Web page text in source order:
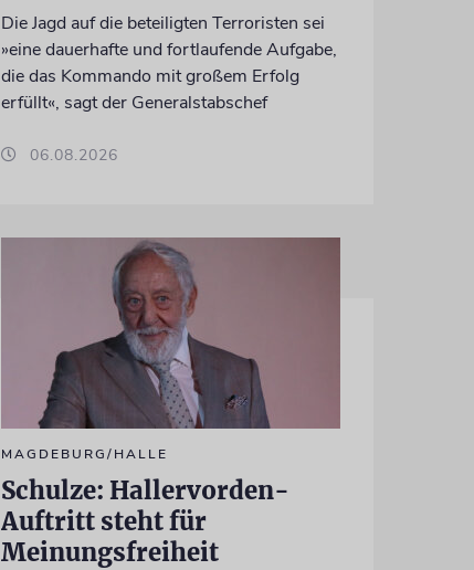
Die Jagd auf die beteiligten Terroristen sei
»eine dauerhafte und fortlaufende Aufgabe,
die das Kommando mit großem Erfolg
erfüllt«, sagt der Generalstabschef
06.08.2026
MAGDEBURG/HALLE
Schulze: Hallervorden-
Auftritt steht für
Meinungsfreiheit